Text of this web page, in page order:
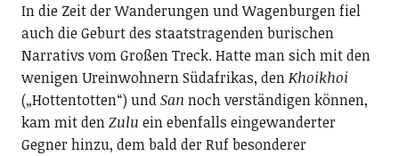
In die Zeit der Wanderungen und Wagenburgen fiel
auch die Geburt des staatstragenden burischen
Narrativs vom Großen Treck. Hatte man sich mit den
wenigen Ureinwohnern Südafrikas, denKhoikhoi
(„Hottentotten“) undSan noch verständigen können,
kam mit denZulu ein ebenfalls eingewanderter
Gegner hinzu, dem bald der Ruf besonderer